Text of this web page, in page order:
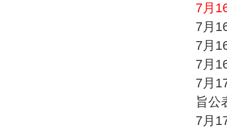
7月
7月
7月
7月
7月
旨公
7月